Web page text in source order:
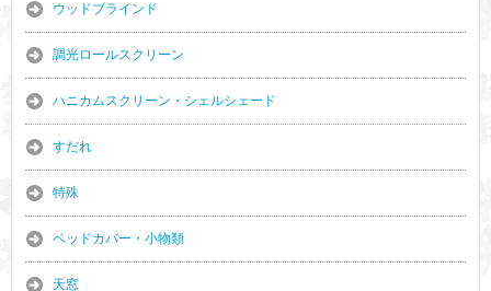
ウッドブラインド
調光ロールスクリーン
ハニカムスクリーン・シェルシェード
すだれ
特殊
ベッドカバー・小物類
天窓